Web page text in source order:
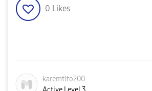
0 Likes
karemtito200